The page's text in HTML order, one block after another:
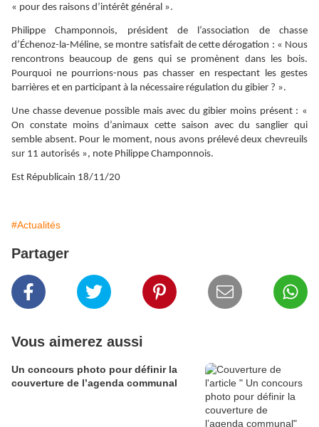
« pour des raisons d’intérêt général ».
Philippe Champonnois, président de l’association de chasse
d’Échenoz-la-Méline, se montre satisfait de cette dérogation : « Nous
rencontrons beaucoup de gens qui se promènent dans les bois.
Pourquoi ne pourrions-nous pas chasser en respectant les gestes
barrières et en participant à la nécessaire régulation du gibier ? ».
Une chasse devenue possible mais avec du gibier moins présent : «
On constate moins d’animaux cette saison avec du sanglier qui
semble absent. Pour le moment, nous avons prélevé deux chevreuils
sur 11 autorisés », note Philippe Champonnois.
Est Républicain 18/11/20
#Actualités
Partager
Vous aimerez aussi
Un concours photo pour définir la
couverture de l’agenda communal